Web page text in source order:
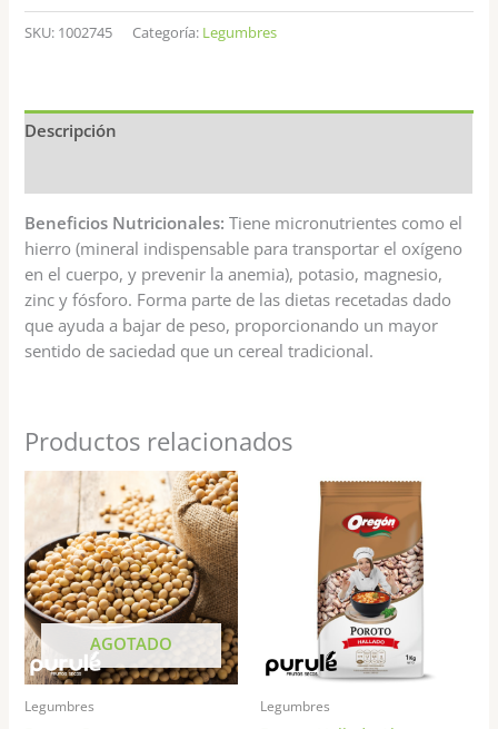
SKU: 1002745 Categoría: Legumbres
Descripción
Beneficios Nutricionales:Tiene micronutrientes como el
hierro (mineral indispensable para transportar el oxígeno
en el cuerpo, y prevenir la anemia), potasio, magnesio,
zinc y fósforo. Forma parte de las dietas recetadas dado
que ayuda a bajar de peso, proporcionando un mayor
sentido de saciedad que un cereal tradicional.
Productos relacionados
AGOTADO
Legumbres
Este
producto
tiene
múltiples
variantes.
opciones
se
pueden
elegirLegumbres